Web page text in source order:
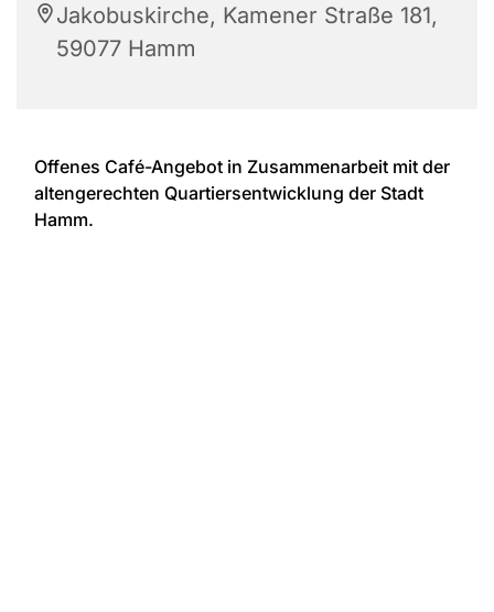
Jakobuskirche, Kamener Straße 181,
59077 Hamm
Offenes Café-Angebot in Zusammenarbeit mit der
altengerechten Quartiersentwicklung der Stadt
Hamm.